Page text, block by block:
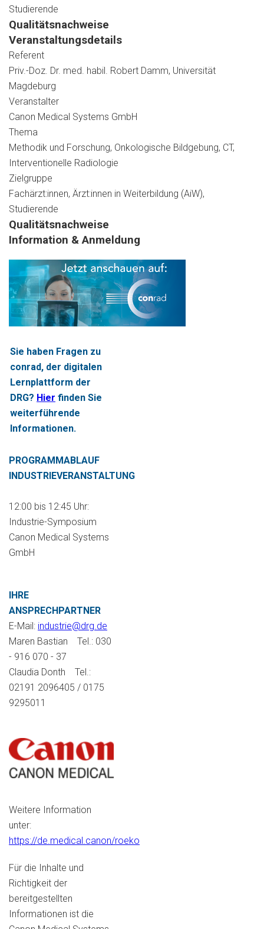
Studierende
Qualitätsnachweise
Veranstaltungsdetails
Referent
Priv.-Doz. Dr. med. habil. Robert Damm, Universität
Magdeburg
Veranstalter
Canon Medical Systems GmbH
Thema
Methodik und Forschung, Onkologische Bildgebung, CT,
Interventionelle Radiologie
Zielgruppe
Fachärzt:innen, Ärzt:innen in Weiterbildung (AiW),
Studierende
Qualitätsnachweise
Information & Anmeldung
Sie haben Fragen zu
conrad, der digitalen
Lernplattform der
DRG? Hier finden Sie
weiterführende
Informationen.
PROGRAMMABLAUF
INDUSTRIEVERANSTALTUNG
12:00 bis 12:45 Uhr:
Industrie-Symposium
Canon Medical Systems
GmbH
IHRE
ANSPRECHPARTNER
E-Mail: industrie@drg.de
Maren Bastian Tel.: 030
- 916 070 - 37
Claudia Donth Tel.:
02191 2096405 / 0175
9295011
Weitere Information
unter:
https://de.medical.canon/roeko
Für die Inhalte und
Richtigkeit der
bereitgestellten
Informationen ist die